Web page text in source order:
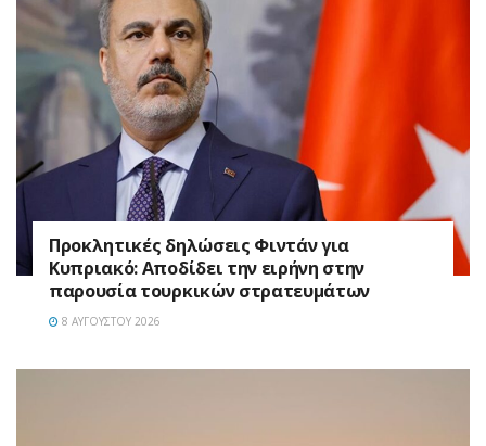
Προκλητικές δηλώσεις Φιντάν για
Κυπριακό: Αποδίδει την ειρήνη στην
παρουσία τουρκικών στρατευμάτων
8 ΑΥΓΟΎΣΤΟΥ 2026